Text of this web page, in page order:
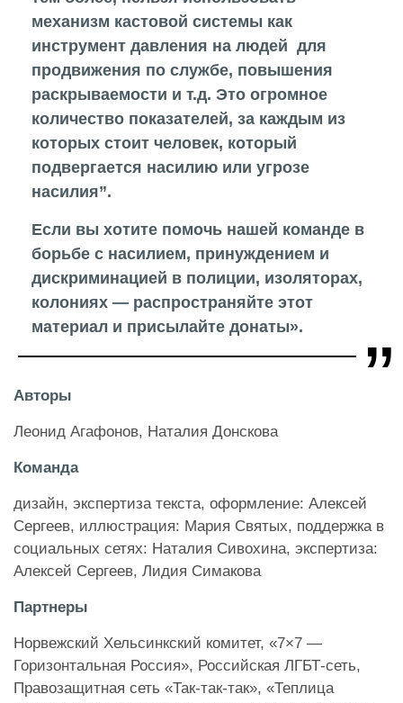
механизм кастовой системы как
инструмент давления на людей для
продвижения по службе, повышения
раскрываемости и т.д. Это огромное
количество показателей, за каждым из
которых стоит человек, который
подвергается насилию или угрозе
насилия”.
Если вы хотите помочь нашей команде в
борьбе с насилием, принуждением и
дискриминацией в полиции, изоляторах,
колониях — распространяйте этот
материал и присылайте донаты».
Авторы
Леонид Агафонов, Наталия Донскова
Команда
дизайн, экспертиза текста, оформление: Алексей
Сергеев, иллюстрация: Мария Святых, поддержка в
социальных сетях: Наталия Сивохина, экспертиза:
Алексей Сергеев, Лидия Симакова
Партнеры
Норвежский Хельсинкский комитет, «7×7 —
Горизонтальная Россия», Российская ЛГБТ-сеть,
Правозащитная сеть «Так-так-так», «Теплица